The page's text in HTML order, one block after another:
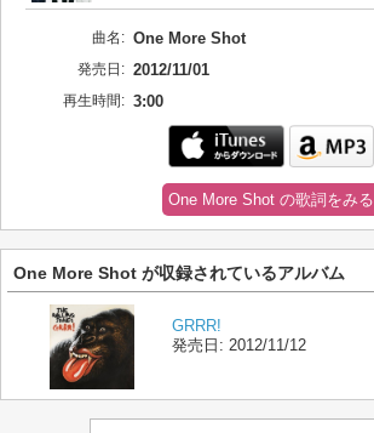
曲名: One More Shot
発売日: 2012/11/01
再生時間: 3:00
One More Shot の歌詞をみる
One More Shot が収録されているアルバム
GRRR!
発売日: 2012/11/12